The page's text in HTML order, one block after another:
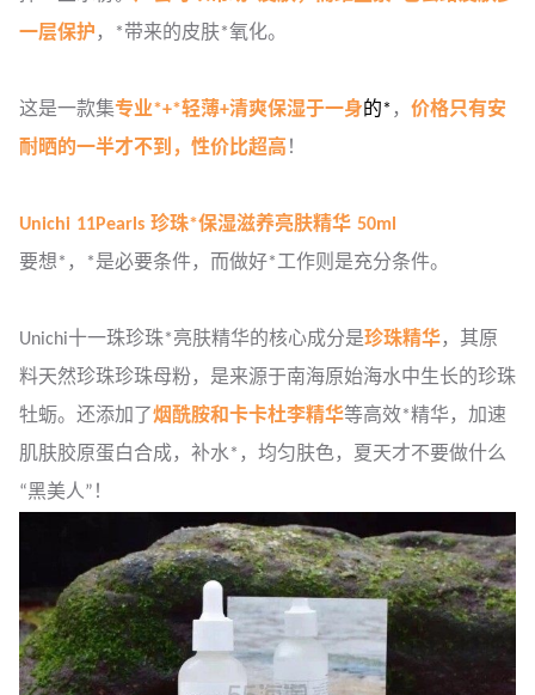
一层保护 ，*带来的皮肤*氧化。
这是一款集专业*+*轻薄+清爽保湿于一身的* ， 价格只有安
耐晒的一半才不到，性价比超高 ！
Unichi 11Pearls 珍珠*保湿滋养亮肤精华 50ml
要想*，*是必要条件，而做好*工作则是充分条件。
Unichi十一珠珍珠*亮肤精华的核心成分是珍珠精华，其原
料天然珍珠珍珠母粉，是来源于南海原始海水中生长的珍珠
牡蛎。还添加了 烟酰胺和卡卡杜李精华等高效*精华，加速
肌肤胶原蛋白合成，补水*，均匀肤色，夏天才不要做什么
“黑美人”！